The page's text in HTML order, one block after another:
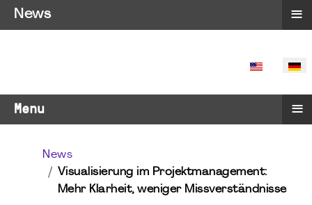
SPRACHE
Menu ≡
News
Visualisierung im Projektmanagement:
Mehr Klarheit, weniger Missverständnisse
News ≡